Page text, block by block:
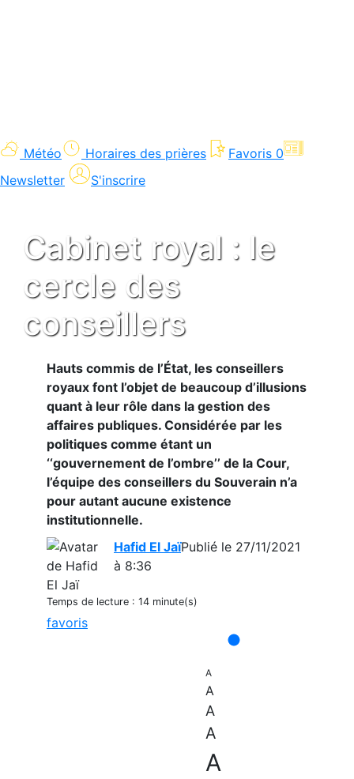
Météo Horaires des prières Favoris 0
Newsletter
S'inscrire
Cabinet royal : le
cercle des
conseillers
Hauts commis de l’État, les conseillers
royaux font l’objet de beaucoup d’illusions
quant à leur rôle dans la gestion des
affaires publiques. Considérée par les
politiques comme étant un
‘‘gouvernement de l’ombre’’ de la Cour,
l’équipe des conseillers du Souverain n’a
pour autant aucune existence
institutionnelle.
Hafid El JaïPublié le 27/11/2021
à 8:36
Temps de lecture : 14 minute(s)
favoris
A
A
A
A
A